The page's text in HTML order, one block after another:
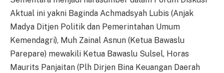
Aktual ini yakni Baginda Achmadsyah Lubis (Anjak
Madya Ditjen Politik dan Pemerintahan Umum
Kemendagri), Muh Zainal Asnun (Ketua Bawaslu
Parepare) mewakili Ketua Bawaslu Sulsel, Horas
Maurits Panjaitan (Plh Dirjen Bina Keuangan Daerah